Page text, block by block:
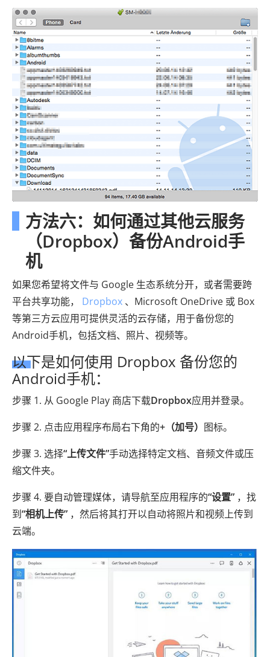
方法六：如何通过其他云服务
（Dropbox）备份Android手
机
如果您希望将文件与 Google 生态系统分开，或者需要跨
平台共享功能， Dropbox 、Microsoft OneDrive 或 Box
等第三方云应用可提供灵活的云存储，用于备份您的
Android手机，包括文档、照片、视频等。
以下是如何使用 Dropbox 备份您的
Android手机：
步骤 1. 从 Google Play 商店下载Dropbox应用并登录。
步骤 2. 点击应用程序布局右下角的+（加号） 图标。
步骤 3. 选择“上传文件”手动选择特定文档、音频文件或压
缩文件夹。
步骤 4. 要自动管理媒体，请导航至应用程序的“设置” ，找
到“相机上传” ，然后将其打开以自动将照片和视频上传到
云端。